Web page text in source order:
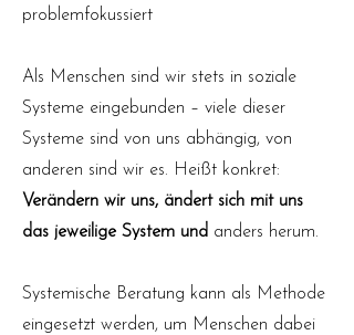
problemfokussiert
Als Menschen sind wir stets in soziale
Systeme eingebunden – viele dieser
Systeme sind von uns abhängig, von
anderen sind wir es. Heißt konkret:
Verändern wir uns, ändert sich mit uns
das jeweilige System und anders herum.
Systemische Beratung kann als Methode
eingesetzt werden, um Menschen dabei